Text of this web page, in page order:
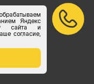
Яндекс
сайта и
согласие,